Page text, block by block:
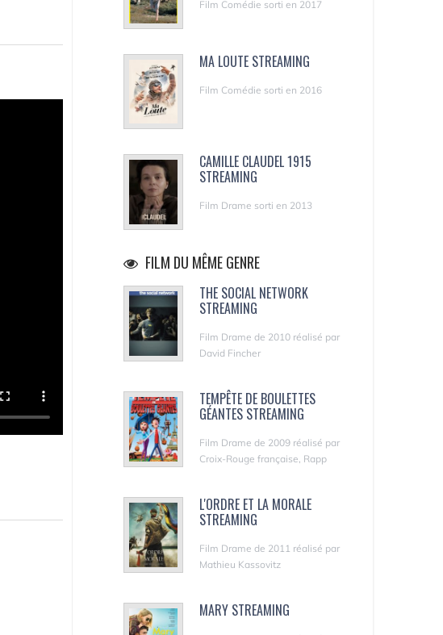
Film Comédie sorti en 2017
MA LOUTE STREAMING
Film Comédie sorti en 2016
CAMILLE CLAUDEL 1915
STREAMING
Film Drame sorti en 2013
FILM DU MÊME GENRE
THE SOCIAL NETWORK
STREAMING
Film Drame de 2010 réalisé par
David Fincher
TEMPÊTE DE BOULETTES
GÉANTES STREAMING
Film Drame de 2009 réalisé par
Croix-Rouge française, Rapp
L'ORDRE ET LA MORALE
STREAMING
Film Drame de 2011 réalisé par
Mathieu Kassovitz
MARY STREAMING